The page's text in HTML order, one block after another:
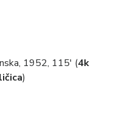
1952, 115′ (4k
)